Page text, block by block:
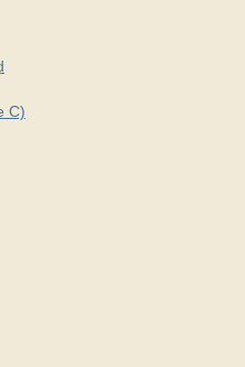
C)